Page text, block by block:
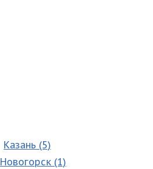
Казань (5)
Новогорск (1)